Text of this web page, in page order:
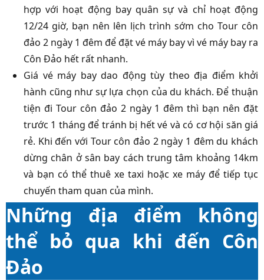
hợp với hoạt động bay quân sự và chỉ hoạt động
12/24 giờ, bạn nên lên lịch trình sớm cho Tour côn
đảo 2 ngày 1 đêm để đặt vé máy bay vì vé máy bay ra
Côn Đảo hết rất nhanh.
Giá vé máy bay dao động tùy theo địa điểm khởi
hành cũng như sự lựa chọn của du khách. Để thuận
tiện đi Tour côn đảo 2 ngày 1 đêm thì bạn nên đặt
trước 1 tháng để tránh bị hết vé và có cơ hội săn giá
rẻ. Khi đến với Tour côn đảo 2 ngày 1 đêm du khách
dừng chân ở sân bay cách trung tâm khoảng 14km
và bạn có thể thuê xe taxi hoặc xe máy để tiếp tục
chuyến tham quan của mình.
Những địa điểm không
thể bỏ qua khi đến Côn
Đảo